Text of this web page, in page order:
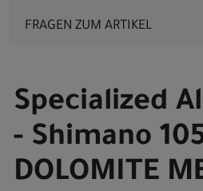
FRAGEN ZUM ARTIKEL
Specialized
- Shimano
DOLOMITE